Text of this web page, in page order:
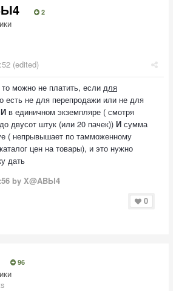
2
(edited)
можно не платить, если для
есть не для перепродажи или не для
И в единичном экземпляре ( смотря
двусот штук (или 20 пачек)) И сумма
( непрывышает по тамможенному
цен на товары), и это нужно
дать
by X@ABЫ4
0
96